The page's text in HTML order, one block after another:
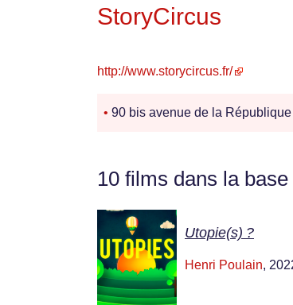
StoryCircus
http://www.storycircus.fr/
• 90 bis avenue de la République
10 films dans la base
Utopie(s) ?
Henri Poulain,